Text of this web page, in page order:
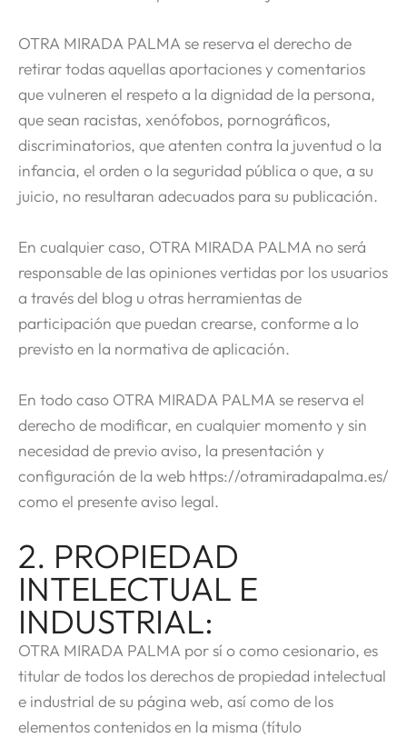
OTRA MIRADA PALMA se reserva el derecho de
retirar todas aquellas aportaciones y comentarios
que vulneren el respeto a la dignidad de la persona,
que sean racistas, xenófobos, pornográficos,
discriminatorios, que atenten contra la juventud o la
infancia, el orden o la seguridad pública o que, a su
juicio, no resultaran adecuados para su publicación.
En cualquier caso, OTRA MIRADA PALMA no será
responsable de las opiniones vertidas por los usuarios
a través del blog u otras herramientas de
participación que puedan crearse, conforme a lo
previsto en la normativa de aplicación.
En todo caso OTRA MIRADA PALMA se reserva el
derecho de modificar, en cualquier momento y sin
necesidad de previo aviso, la presentación y
configuración de la web https://otramiradapalma.es/
como el presente aviso legal.
2. PROPIEDAD
INTELECTUAL E
INDUSTRIAL:
OTRA MIRADA PALMA por sí o como cesionario, es
titular de todos los derechos de propiedad intelectual
e industrial de su página web, así como de los
elementos contenidos en la misma (título